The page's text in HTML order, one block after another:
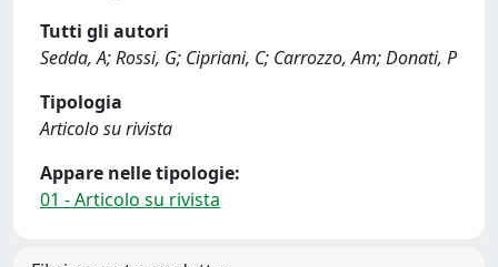
Tutti gli autori
Sedda, A; Rossi, G; Cipriani, C; Carrozzo, Am; Donati, P
Tipologia
Articolo su rivista
Appare nelle tipologie:
01 - Articolo su rivista